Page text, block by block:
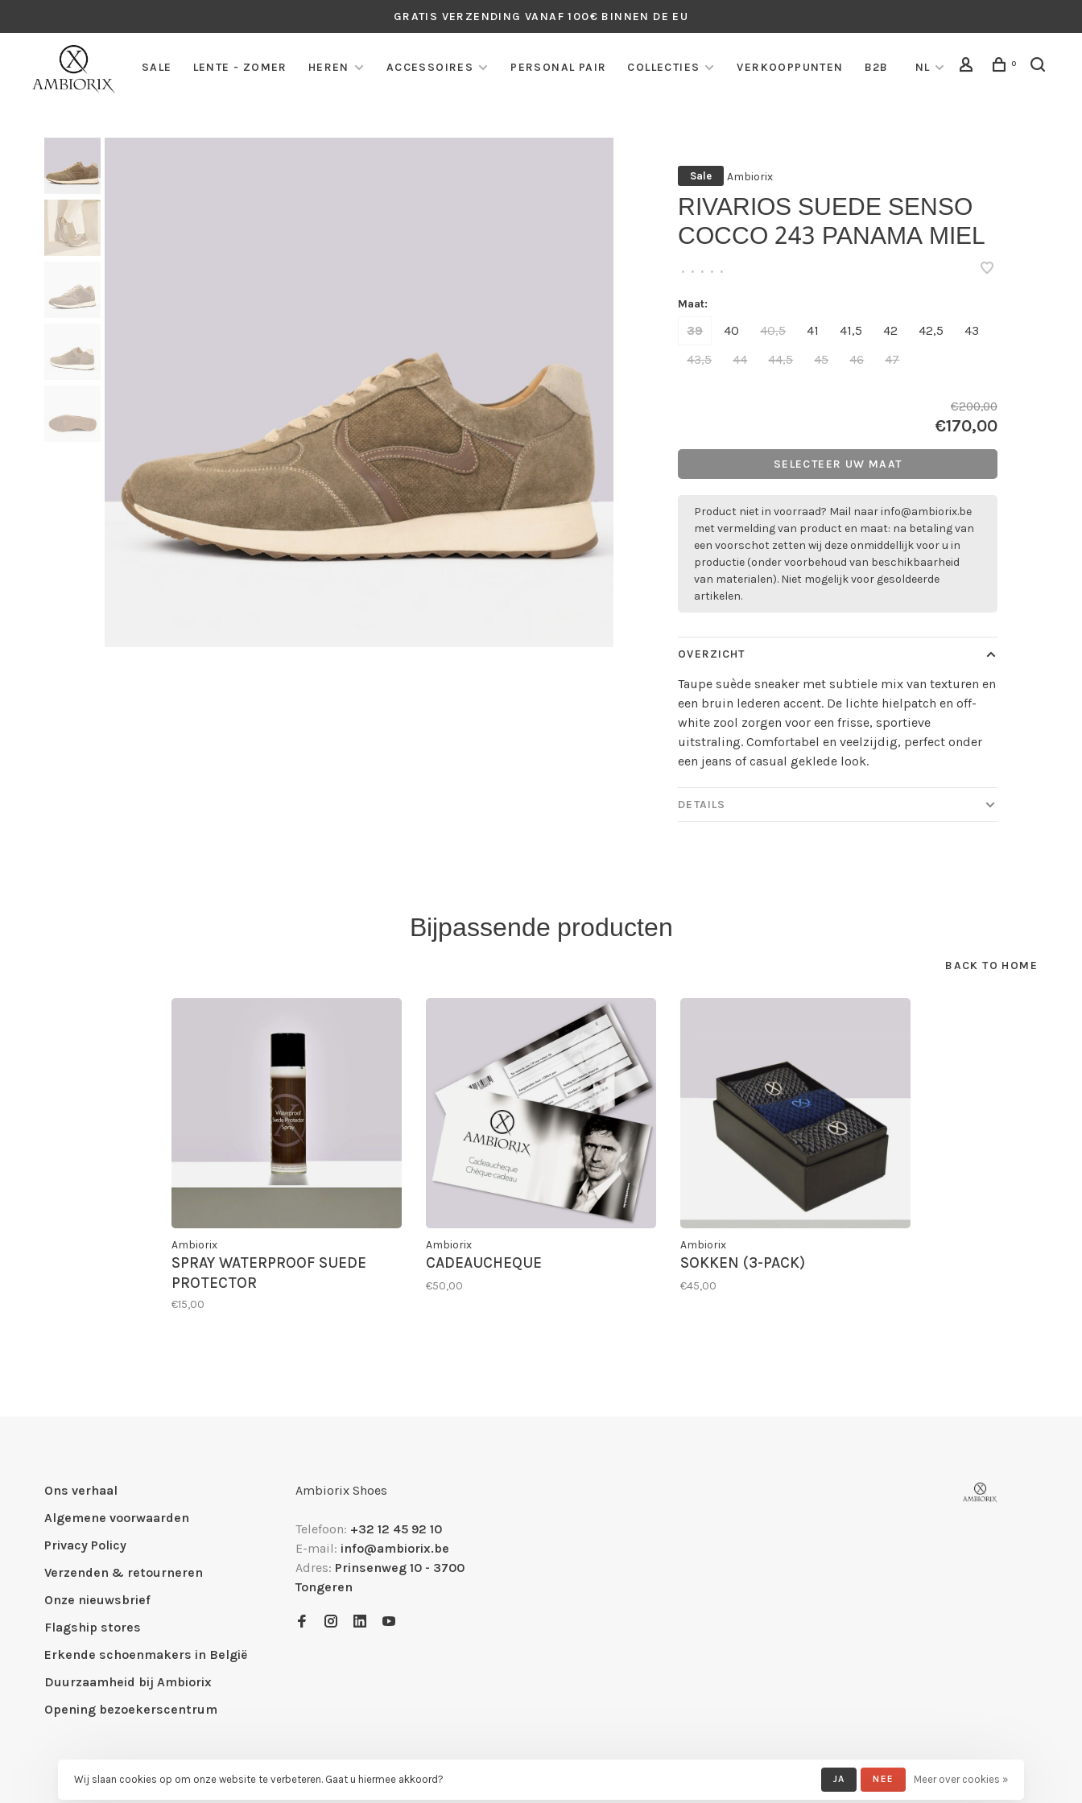
GRATIS VERZENDING VANAF 100€ BINNEN DE EU
SALE LENTE - ZOMER HEREN ACCESSOIRES PERSONAL PAIR COLLECTIES VERKOOPPUNTEN B2B NL 0
Sale Ambiorix
RIVARIOS SUEDE SENSO
COCCO 243 PANAMA MIEL
• • • • •
Maat:
39 40 40,5 41 41,5 42 42,5
43
43,5
44 44,5 45 46 47
€200,00
€170,00
SELECTEER UW MAAT
Product niet in voorraad? Mail naarinfo@ambiorix.be
met vermelding van product en maat: na betaling van
een voorschot zetten wij deze onmiddellijk voor u in
productie (onder voorbehoud van beschikbaarheid
van materialen). Niet mogelijk voor gesoldeerde
artikelen.
OVERZICHT
Taupe suède sneaker met subtiele mix van texturen en
een bruin lederen accent. De lichte hielpatch en off-
white zool zorgen voor een frisse, sportieve
uitstraling. Comfortabel en veelzijdig, perfect onder
een jeans of casual geklede look.
DETAILS
Bijpassende producten
BACK TO HOME
Ambiorix
SPRAY WATERPROOF SUEDE
PROTECTOR
€15,00
Ambiorix
CADEAUCHEQUE
€50,00
Ambiorix
SOKKEN (3-PACK)
€45,00
Ons verhaal
Algemene voorwaarden
Privacy Policy
Verzenden & retourneren
Onze nieuwsbrief
Flagship stores
Erkende schoenmakers in België
Duurzaamheid bij Ambiorix
Opening bezoekerscentrum
Ambiorix Shoes
Telefoon: +32 12 45 92 10
E-mail: info@ambiorix.be
Adres: Prinsenweg 10 - 3700
Tongeren
Wij slaan cookies op om onze website te verbeteren. Gaat u hiermee akkoord? JA NEE Meer over cookies »